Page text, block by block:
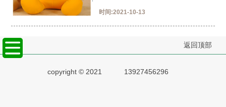
时间:2021-10-13
返回顶部
copyright © 2021 13927456296